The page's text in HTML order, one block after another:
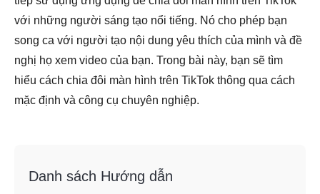
với những người sáng tạo nổi tiếng. Nó cho phép bạn
song ca với người tạo nội dung yêu thích của mình và đề
nghị họ xem video của bạn. Trong bài này, bạn sẽ tìm
hiểu cách chia đôi màn hình trên TikTok thông qua cách
mặc định và công cụ chuyên nghiệp.
Danh sách Hướng dẫn